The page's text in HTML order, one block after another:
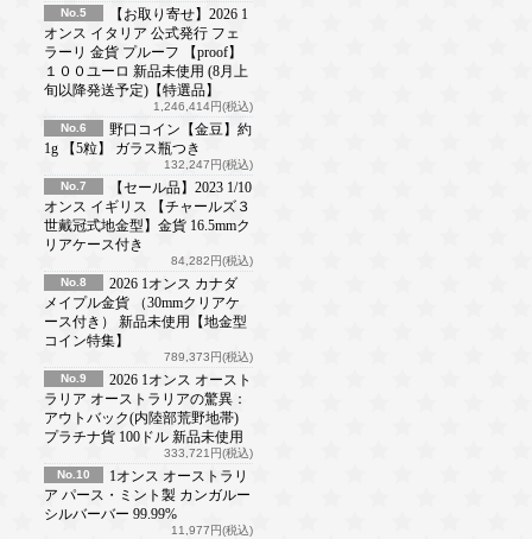
No.5
【お取り寄せ】2026 1
オンス イタリア 公式発行 フェ
ラーリ 金貨 プルーフ 【proof】
１００ユーロ 新品未使用 (8月上
旬以降発送予定)【特選品】
1,246,414円(税込)
No.6
野口コイン【金豆】約
1g 【5粒】 ガラス瓶つき
132,247円(税込)
No.7
【セール品】2023 1/10
オンス イギリス 【チャールズ３
世戴冠式地金型】金貨 16.5mmク
リアケース付き
84,282円(税込)
No.8
2026 1オンス カナダ
メイプル金貨 （30mmクリアケ
ース付き） 新品未使用【地金型
コイン特集】
789,373円(税込)
No.9
2026 1オンス オースト
ラリア オーストラリアの驚異：
アウトバック(内陸部荒野地帯)
プラチナ貨 100ドル 新品未使用
333,721円(税込)
No.10
1オンス オーストラリ
ア パース・ミント製 カンガルー
シルバーバー 99.99%
11,977円(税込)